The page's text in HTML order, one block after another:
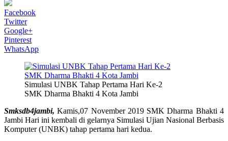
Facebook
Twitter
Google+
Pinterest
WhatsApp
Simulasi UNBK Tahap Pertama Hari Ke-2
SMK Dharma Bhakti 4 Kota Jambi
Smksdb4jambi, Kamis,07 November 2019 SMK Dharma Bhakti 4
Jambi Hari ini kembali di gelarnya Simulasi Ujian Nasional Berbasis
Komputer (UNBK) tahap pertama hari kedua.